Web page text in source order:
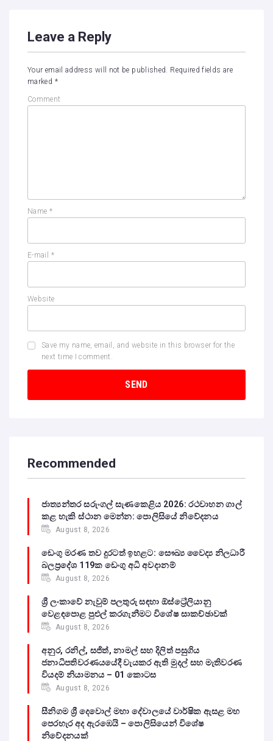
Leave a Reply
Your email address will not be published. Required fields are
marked *
Comment
Name *
E-mail *
Website
Save my name, email, and website in this browser for the
next time I comment.
Recommended
ජාත්‍යන්තර සරුංගල් සැණකෙළිය 2026: රථවාහන ගාල්
කළ හැකි ස්ථාන මෙන්න: පොලිසියේ නිවේදනය
August 8, 2026
ඩෙංගු මරණ තව දුරටත් ඉහළට: සෞඛ්‍ය වෛද්‍ය නිලධාරී
බලප්‍රදේශ 119ක ඩෙංගු අධි අවදානම්
August 8, 2026
ශ්‍රී ලංකාවේ නැවුම් පලතුරු සඳහා ඕස්ට්‍රේලියානු
වෙළඳපොළ පුළුල් කරගැනීමට විශේෂ සාකච්ඡාවක්
August 8, 2026
අනුර, රනිල්, සජිත්, නාමල් සහ දිලිත් පසුගිය
ජනාධිපතිවරණයයේදී වැයකර ඇති මුදල් සහ මැතිවරණ
වියදම් නියාමනය – 01 කොටස
August 8, 2026
සීනිගම ශ්‍රී දෙවොල් මහා දේවාලයේ වාර්ෂික ඇසළ මහ
පෙරහැර අද ඇරඹෙයි – පොලිසියෙන් විශේෂ
නිවේදනයක්